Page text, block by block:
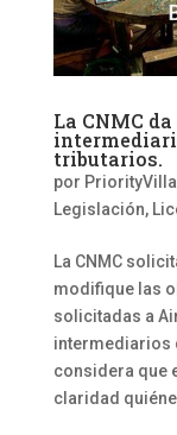
La CNMC
tributarios.
por
Legislación,
La CNMC
modifique las
solicitadas a
intermediarios
considera que
claridad